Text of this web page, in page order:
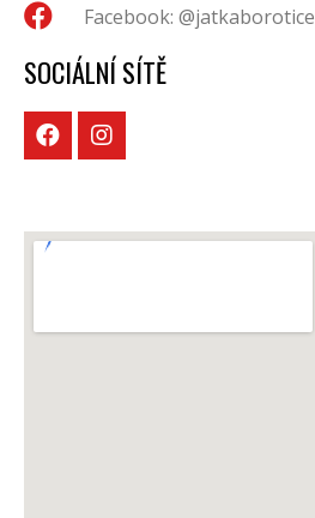
Facebook: @jatkaborotice
SOCIÁLNÍ SÍTĚ